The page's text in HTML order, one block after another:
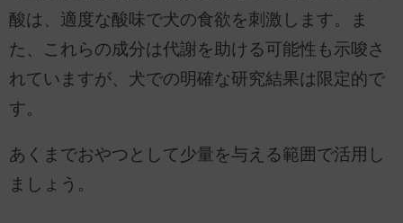
酸は、適度な酸味で犬の食欲を刺激します。ま
た、これらの成分は代謝を助ける可能性も示唆さ
れていますが、犬での明確な研究結果は限定的で
す。
あくまでおやつとして少量を与える範囲で活用し
ましょう。